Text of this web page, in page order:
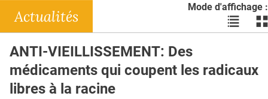
DOSSIERS
RÉSEAUX
E-REVUE SAD
THÉMA
Mode d'affichage :
Voir
les
liste
les
Actualités
ANTI-VIEILLISSEMENT: Des
médicaments qui coupent les radicaux
libres à la racine